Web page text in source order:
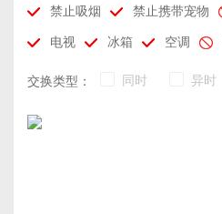
禁止吸烟
禁止携带宠物
电视
冰箱 空调
交换类型： 同时 异时